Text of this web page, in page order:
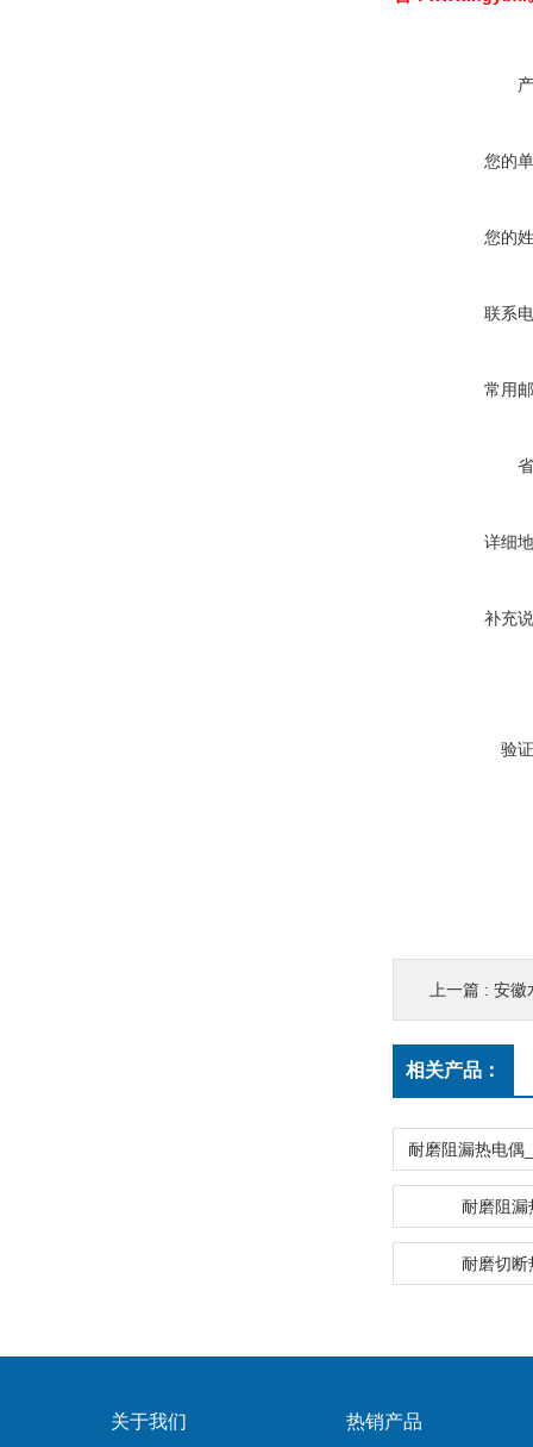
您的
您的
联系
常用
详细
补充
验
上一篇 : 安徽
相关产品：
耐磨阻漏
耐磨切断
关于我们 热销产品